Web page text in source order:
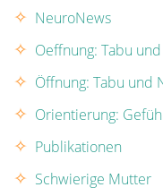
NeuroNews
Oeffnung: Tabu
Öffnung: Tabu und
Orientierung:
Publikationen
Schwierige Mutter